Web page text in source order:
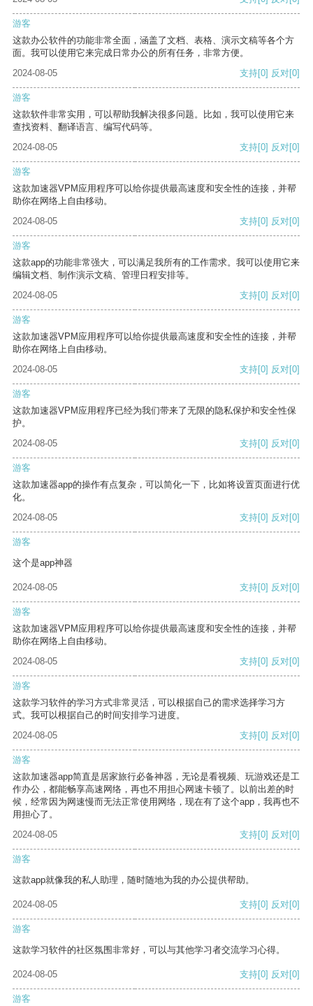
游客
这款办公软件的功能非常全面，涵盖了文档、表格、演示文稿等各个方
面。我可以使用它来完成日常办公的所有任务，非常方便。
2024-08-05
支持[0] 反对[0]
游客
这款软件非常实用，可以帮助我解决很多问题。比如，我可以使用它来
查找资料、翻译语言、编写代码等。
2024-08-05
支持[0] 反对[0]
游客
这款加速器VPM应用程序可以给你提供最高速度和安全性的连接，并帮
助你在网络上自由移动。
2024-08-05
支持[0] 反对[0]
游客
这款app的功能非常强大，可以满足我所有的工作需求。我可以使用它来
编辑文档、制作演示文稿、管理日程安排等。
2024-08-05
支持[0] 反对[0]
游客
这款加速器VPM应用程序可以给你提供最高速度和安全性的连接，并帮
助你在网络上自由移动。
2024-08-05
支持[0] 反对[0]
游客
这款加速器VPM应用程序已经为我们带来了无限的隐私保护和安全性保
护。
2024-08-05
支持[0] 反对[0]
游客
这款加速器app的操作有点复杂，可以简化一下，比如将设置页面进行优
化。
2024-08-05
支持[0] 反对[0]
游客
这个是app神器
2024-08-05 支持[0] 反对[0]
游客
这款加速器VPM应用程序可以给你提供最高速度和安全性的连接，并帮
助你在网络上自由移动。
2024-08-05
支持[0] 反对[0]
游客
这款学习软件的学习方式非常灵活，可以根据自己的需求选择学习方
式。我可以根据自己的时间安排学习进度。
2024-08-05
支持[0] 反对[0]
游客
这款加速器app简直是居家旅行必备神器，无论是看视频、玩游戏还是工
作办公，都能畅享高速网络，再也不用担心网速卡顿了。以前出差的时
候，经常因为网速慢而无法正常使用网络，现在有了这个app，我再也不
用担心了。
2024-08-05
支持[0] 反对[0]
游客
这款app就像我的私人助理，随时随地为我的办公提供帮助。
2024-08-05 支持[0] 反对[0]
游客
这款学习软件的社区氛围非常好，可以与其他学习者交流学习心得。
2024-08-05 支持[0] 反对[0]
游客